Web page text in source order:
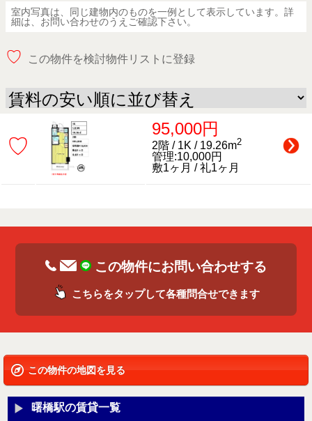
室内写真は、同じ建物内のものを一例として表示しています。詳
細は、お問い合わせのうえご確認下さい。
♡ この物件を検討物件リストに登録
♡
95,000円
2階 / 1K / 19.26m2
管理:10,000円
敷1ヶ月 / 礼1ヶ月
この物件にお問い合わせする
こちらをタップして各種問合せできます
この物件の地図を見る
曙橋駅の賃貸一覧